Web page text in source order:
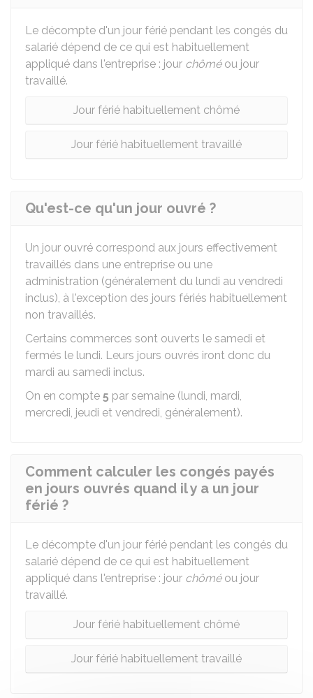
Le décompte d'un jour férié pendant les congés du
salarié dépend de ce qui est habituellement
appliqué dans l'entreprise : jour chôméou jour
travaillé.
Jour férié habituellement chômé
Jour férié habituellement travaillé
Qu'est-ce qu'un jour ouvré ?
Un jour ouvré correspond aux jours effectivement
travaillés dans une entreprise ou une
administration (généralement du lundi au vendredi
inclus), à l'exception des jours fériés habituellement
non travaillés.
Certains commerces sont ouverts le samedi et
fermés le lundi. Leurs jours ouvrés iront donc du
mardi au samedi inclus.
On en compte 5 par semaine (lundi, mardi,
mercredi, jeudi et vendredi, généralement).
Comment calculer les congés payés
en jours ouvrés quand il y a un jour
férié ?
Le décompte d'un jour férié pendant les congés du
salarié dépend de ce qui est habituellement
appliqué dans l'entreprise : jour chôméou jour
travaillé.
Jour férié habituellement chômé
Jour férié habituellement travaillé